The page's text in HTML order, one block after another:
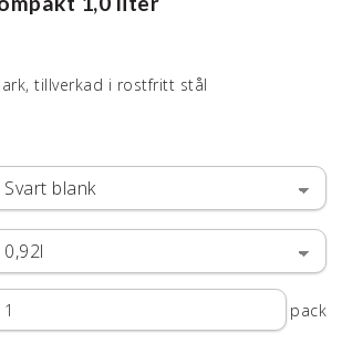
tillverkad i rostfritt stål
pack